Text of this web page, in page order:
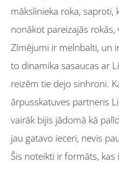
mākslinieka roka, saproti,
nonākot pareizajās
Zīmējumi ir melnbalti, un
to dinamika sasaucas ar
reizēm tie dejo sinhroni.
ārpusskatuves partneris
vairāk bijis jādomā kā
jau gatavo ieceri, nevis
Šis noteikti ir formāts, kas